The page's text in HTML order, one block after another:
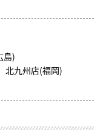
島)
北九州店(福岡)